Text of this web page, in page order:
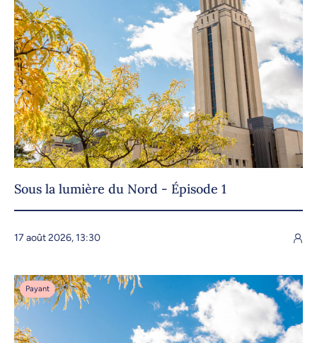
Sous la lumière du Nord - Épisode 1
17 août 2026, 13:30
Payant